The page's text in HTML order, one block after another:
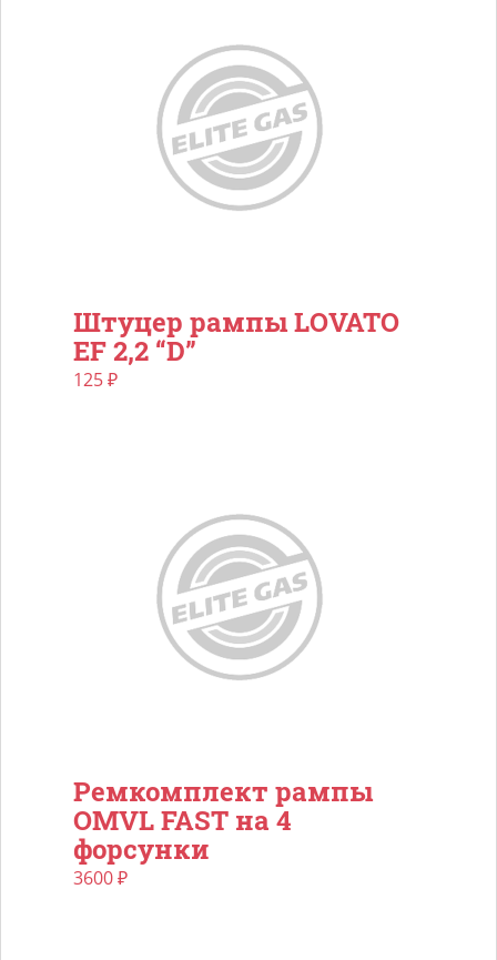
Штуцер рампы LOVATO
EF 2,2 “D”
125₽
Ремкомплект рампы
OMVL FAST на 4
форсунки
3600₽